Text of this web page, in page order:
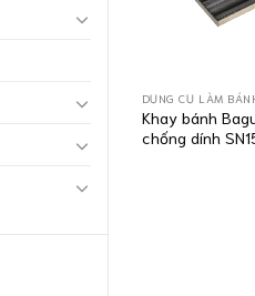
DỤNG CỤ LÀM
Khay bánh
chống dính